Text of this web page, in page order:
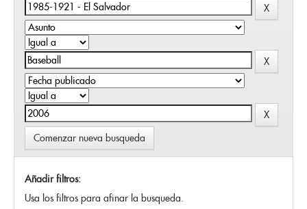
Comenzar nueva busqueda
Añadir filtros:
Usa los filtros para afinar la busqueda.